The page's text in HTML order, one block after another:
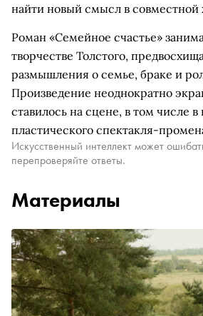
найти новый смысл в совместной
Роман «Семейное счастье»
творчестве Толстого,
размышления о семье, браке и
Произведение неоднократно
ставилось на сцене, в том числе в
пластического спектакля-
Искусственный интеллект может
перепроверяйте ответы.
Материалы